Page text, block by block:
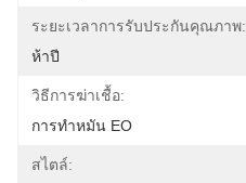
ระยะเวลาการรับประกันคุณภาพ:
ห้าปี
วิธีการฆ่าเชื้อ:
การทำหมัน EO
สไตล์: